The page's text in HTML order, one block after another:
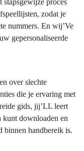
proces
zodat je
nummers. En wij’Ve
gepersonaliseerde
over slechte
die je ervaring met
gids, jij’LL leert
kunt downloaden en
binnen handbereik is.